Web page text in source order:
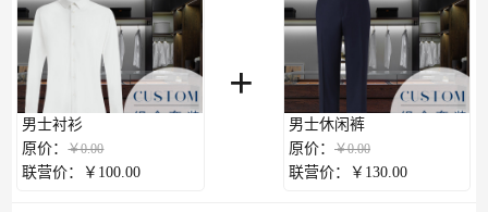
男士衬衫
原价：￥0.00
联营价：￥100.00
+
男士休闲裤
原价：￥0.00
联营价：￥130.00